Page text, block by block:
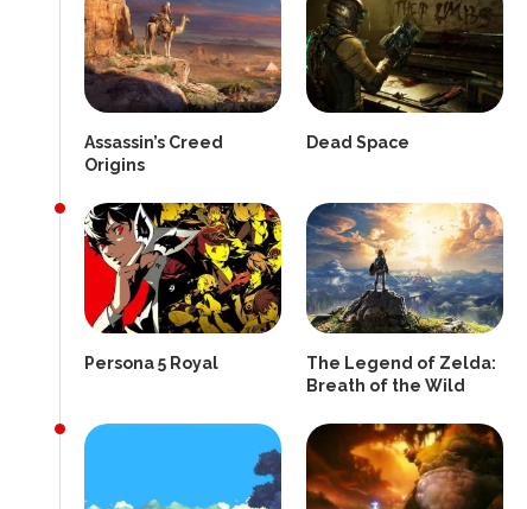
Assassin’s Creed
Origins
Dead Space
Persona 5 Royal
The Legend of Zelda:
Breath of the Wild